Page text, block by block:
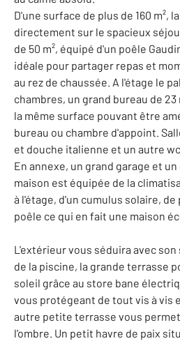
D'une surface de plus de 160 m²,
directement sur le spacieux
de 50 m², équipé d'un poêle
idéale pour partager repas et
au rez de chaussée. A l'étage le
chambres, un grand bureau de
la même surface pouvant être
bureau ou chambre d'appoint.
et douche italienne et un autre
En annexe, un grand garage et
maison est équipée de la
à l'étage, d'un cumulus solaire,
poêle ce qui en fait une maison
L'extérieur vous séduira avec
de la piscine, la grande terrasse
soleil grâce au store bane
vous protégeant de tout vis à vis
autre petite terrasse vous
l'ombre. Un petit havre de paix